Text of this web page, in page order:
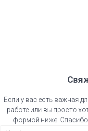
Если у вас есть важная
работе или вы просто
формой ниже.